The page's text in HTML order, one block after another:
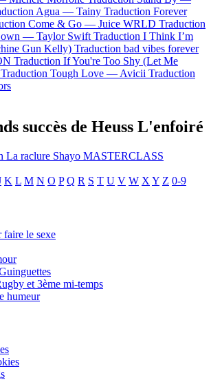
Agua — Tainy Traduction Forever
Come & Go — Juice WRLD Traduction
— Taylor Swift Traduction I Think I’m
Gun Kelly) Traduction bad vibes forever
Traduction If You're Too Shy (Let Me
Traduction Tough Love — Avicii Traduction
succès de Heuss L'enfoiré
La raclure Shayo MASTERCLASS
K L M N O P Q R S T U V W X Y Z 0-9
faire le sexe
et 3ème mi-temps
humeur